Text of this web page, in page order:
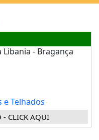
Libania - Bragança
e Telhados
- CLICK AQUI